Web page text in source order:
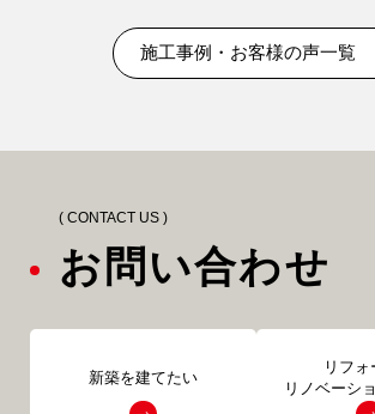
施工事例・お客様の声一覧
( CONTACT US )
お問い合わせ
新築を建てたい
リフォ
リノベーシ